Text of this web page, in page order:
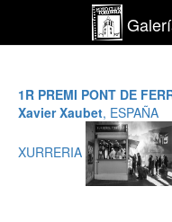
1R PREMI PONT DE
Xavier Xaubet, ESPAÑA
XURRERIA